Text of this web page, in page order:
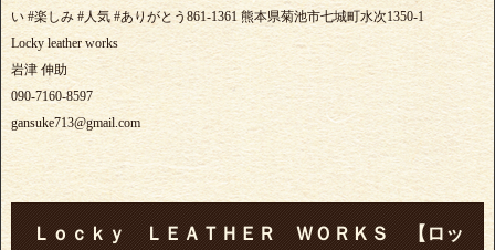
い #楽しみ #人気 #ありがとう861-1361 熊本県菊池市七城町水次1350-1
Locky leather works
岩津 伸助
090-7160-8597
gansuke713@gmail.com
Ｌｏｃｋｙ ＬＥＡＴＨＥＲ ＷＯＲＫＳ 【ロッ